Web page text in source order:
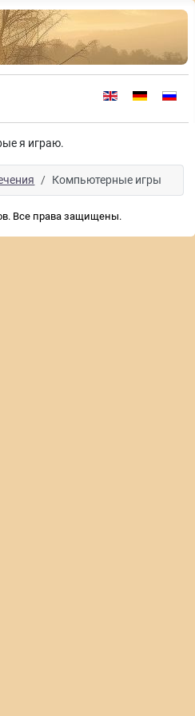
Выберите язык
я играю.
Компьютерные игры
Все права защищены.